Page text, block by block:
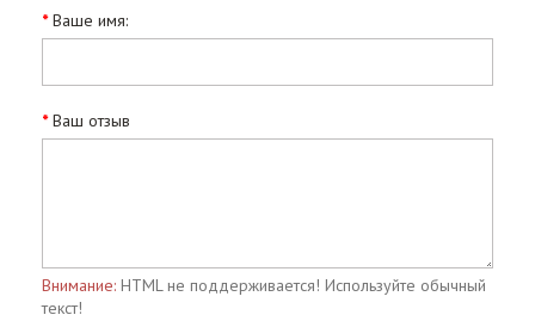
Ваше имя:
Ваш отзыв
Внимание: HTML не поддерживается! Используйте обычный
текст!